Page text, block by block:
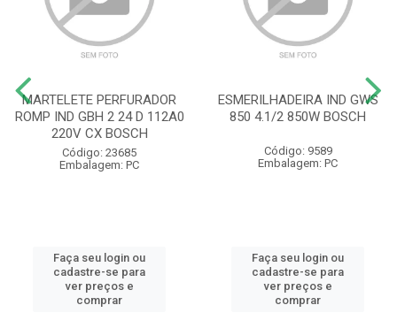
MARTELETE PERFURADOR
ROMP IND GBH 2 24 D 112A0
220V CX BOSCH
Código: 23685
Embalagem: PC
Faça seu login ou
cadastre-se para
ver preços e
comprar
ESMERILHADEIRA IND GWS
850 4.1/2 850W BOSCH
Código: 9589
Embalagem: PC
Faça seu login ou
cadastre-se para
ver preços e
comprar